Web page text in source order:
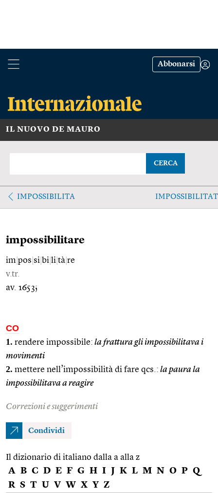
Abbonarsi
IL NUOVO DE MAURO
CERCA
IMPOSSIBILITA
impossibilitare
im pos si bi li tà re
v.tr.
av. 1653;
CO
1. rendere impossibile: la frattura gli impossibilitava i
movimenti
2. mettere nell’impossibilità di fare qcs.: la paura la
impossibilitava a reagire
Correzioni e suggerimenti
Condividi
Il dizionario di italiano dalla a alla z
A B C D E F G H I J K L M N O P Q
R S T U V W X Y Z